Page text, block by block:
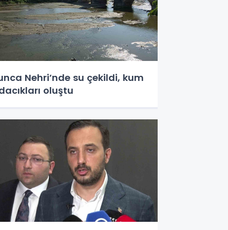
Nehri’nde su çekildi, kum
oluştu